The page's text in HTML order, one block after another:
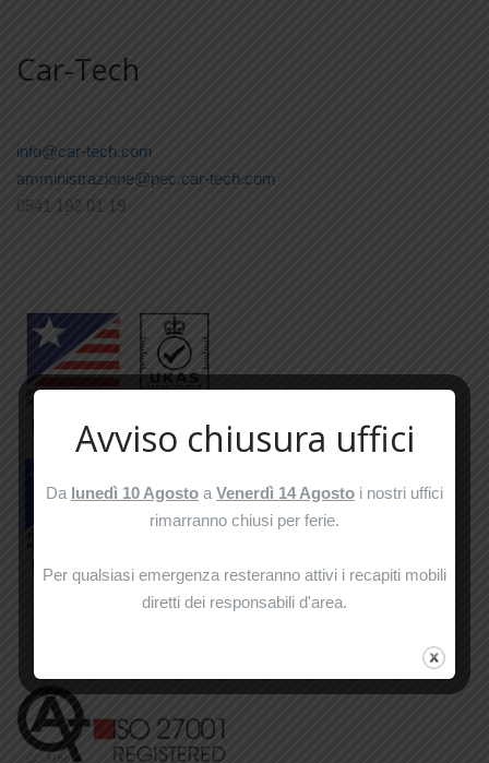
Car-Tech
info@car-tech.com
amministrazione@pec.car-tech.com
0541 182 01 19
Avviso chiusura uffici
Da lunedì 10 Agosto a Venerdì 14 Agosto i nostri uffici
rimarranno chiusi per ferie.
Per qualsiasi emergenza resteranno attivi i recapiti mobili
diretti dei responsabili d'area.